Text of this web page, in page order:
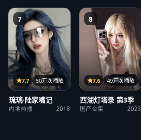
7
12集
7.7 50万次播放
琉璃·陆家嘴记
内地热播 2018
8
第23期
7.6 49万次播放
西湖灯塔录 第3季
国产合集 2023